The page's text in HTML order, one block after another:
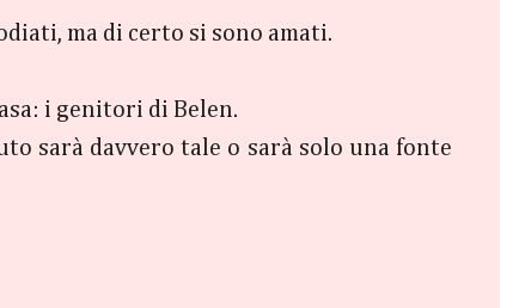
ma di certo si sono amati.
i genitori di Belen.
sarà davvero tale o sarà solo una fonte